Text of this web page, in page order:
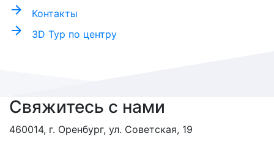
arrow_forward Контакты
arrow_forward 3D Тур по центру
Свяжитесь с нами
460014, г. Оренбург, ул. Советская, 19